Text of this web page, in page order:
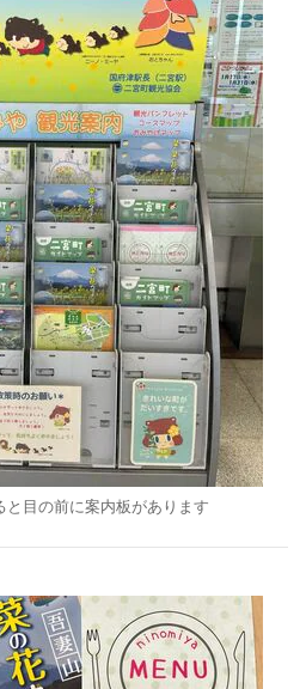
と目の前に案内板があります